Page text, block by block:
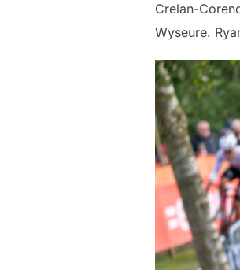
Crelan-
Wyseure.